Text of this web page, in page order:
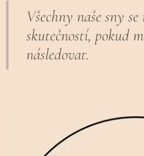
Všechny naše sny
skutečností, pokud
následovat.